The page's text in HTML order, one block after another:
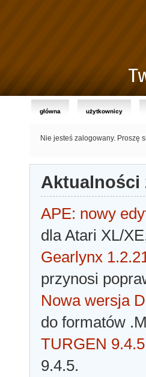
główna użytkownicy
Nie jesteś zalogowany. Proszę
Aktualności
APE: nowy
dla Atari XL/
Gearlynx
przynosi
Nowa wersja
do formatów
TURGEN 9.4.5
9.4.5.